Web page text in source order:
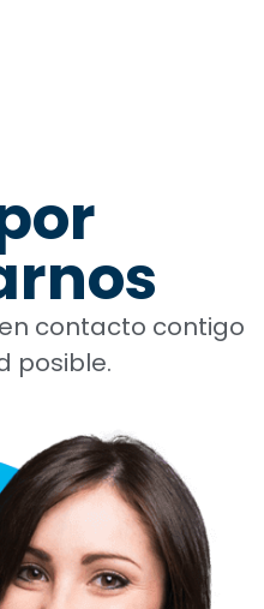
contacto contigo
posible.